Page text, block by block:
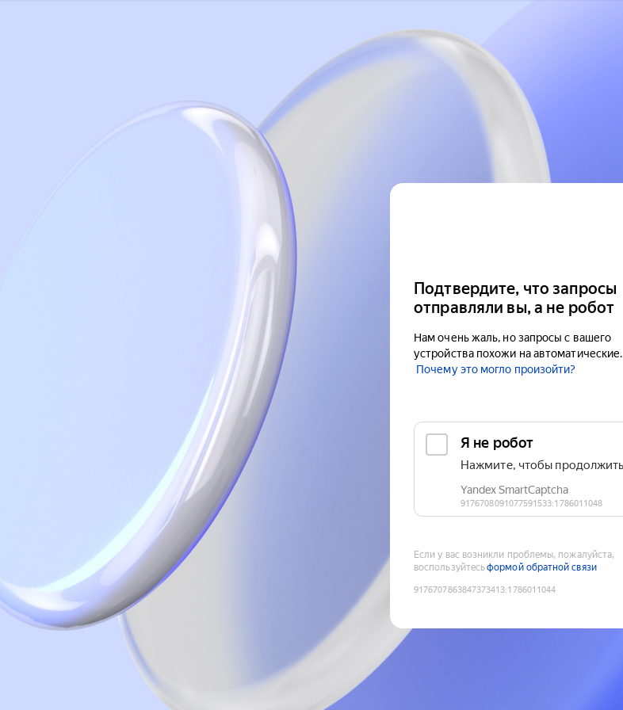
Подтвердите, что запросы
отправляли вы, а не робот
Нам очень жаль, но запросы с вашего
устройства похожи на автоматические.
Почему это могло произойти?
Если у вас возникли проблемы, пожалуйста,
воспользуйтесьформой обратной связи
9176707863847373413:1786011044